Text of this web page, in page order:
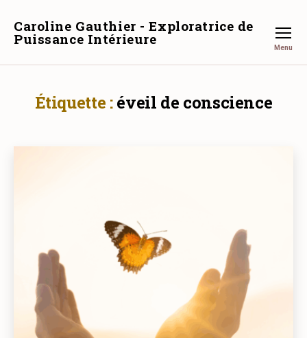
Caroline Gauthier - Exploratrice de
Puissance Intérieure Menu
Étiquette :éveil de conscience